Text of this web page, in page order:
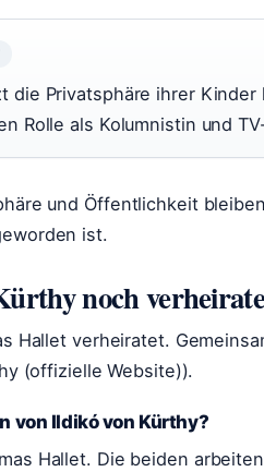
die Privatsphäre ihrer
Rolle als Kolumnistin und
und Öffentlichkeit
ist.
noch
Hallet verheiratet.
(offizielle Website)).
von Ildikó von Kürthy?
Hallet. Die beiden